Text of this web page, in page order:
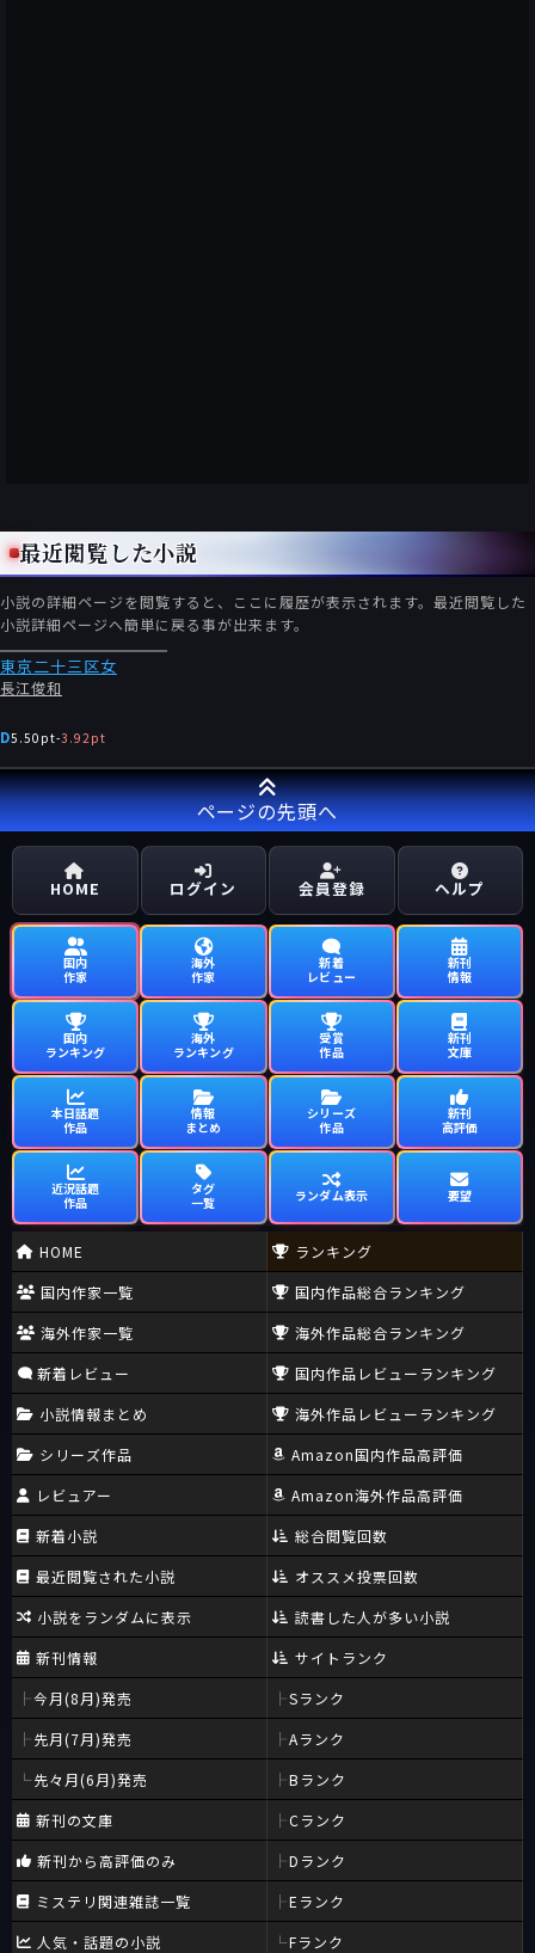
最近閲覧した小説
小説の詳細ページを閲覧すると、ここに履歴が表示されます。最近閲覧した
小説詳細ページへ簡単に戻る事が出来ます。
東京二十三区女
長江俊和
D5.50pt-3.92pt
ページの先頭へ
HOME ログイン 会員登録 ヘルプ
国内
作家
海外
作家
新着
レビュー
新刊
情報
国内
ランキング
海外
ランキング
受賞
作品
新刊
文庫
本日話題
作品
情報
まとめ
シリーズ
作品
新刊
高評価
近況話題
作品
タグ
一覧
ランダム表示 要望
HOME
国内作家一覧
海外作家一覧
新着レビュー
小説情報まとめ
シリーズ作品
レビュアー
新着小説
最近閲覧された小説
小説をランダムに表示
新刊情報
今月(8月)発売
先月(7月)発売
先々月(6月)発売
新刊の文庫
新刊から高評価のみ
ミステリ関連雑誌一覧
人気・話題の小説
ランキング
国内作品総合ランキング
海外作品総合ランキング
国内作品レビューランキング
海外作品レビューランキング
Amazon国内作品高評価
Amazon海外作品高評価
総合閲覧回数
オススメ投票回数
読書した人が多い小説
サイトランク
Sランク
Aランク
Bランク
Cランク
Dランク
Eランク
Fランク